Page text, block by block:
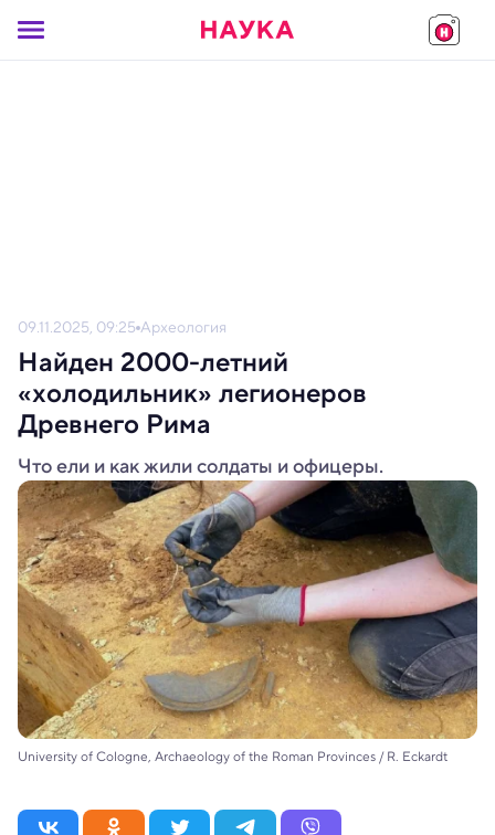
09.11.2025, 09:25 Археология
Найден 2000-летний
«холодильник» легионеров
Древнего Рима
Что ели и как жили солдаты и офицеры.
University of Cologne, Archaeology of the Roman Provinces / R. Eckardt